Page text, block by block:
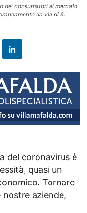
dei consumatori al mercato
da via di S.
del coronavirus è
quasi un
Tornare
nostre aziende,